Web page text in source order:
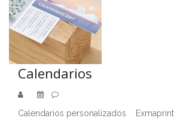
Calendarios
Calendarios personalizados Exmaprint